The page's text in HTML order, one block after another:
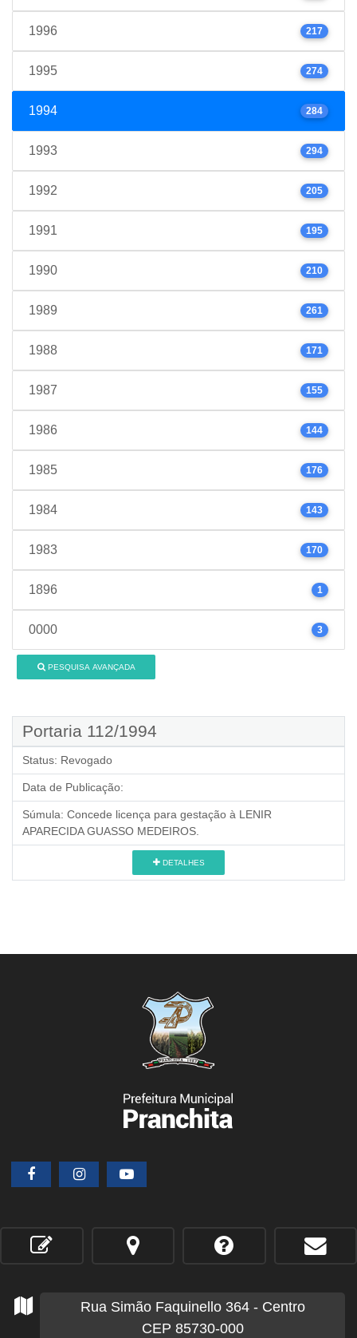
1996 217
1995 274
1994 284
1993 294
1992 205
1991 195
1990 210
1989 261
1988 171
1987 155
1986 144
1985 176
1984 143
1983 170
1896 1
0000 3
PESQUISA AVANÇADA
Portaria 112/1994
Status: Revogado
Data de Publicação:
Súmula: Concede licença para gestação à LENIR
APARECIDA GUASSO MEDEIROS.
DETALHES
Rua Simão Faquinello 364 - Centro
CEP 85730-000